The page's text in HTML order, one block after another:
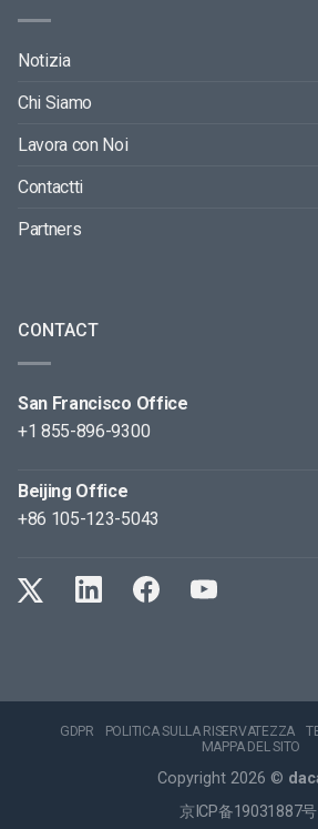
Notizia
Chi Siamo
Lavora con Noi
Contactti
Partners
CONTACT
San Francisco Office
+1 855-896-9300
Beijing Office
+86 105-123-5043
GDPR POLITICA SULLA RISERVATEZZA
MAPPA DEL SITO
Copyright 2026 ©
京ICP备19031887号